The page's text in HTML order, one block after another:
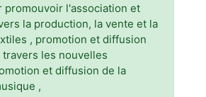
promouvoir l'association et
la production, la vente et la
, promotion et diffusion
les nouvelles
et diffusion de la
,